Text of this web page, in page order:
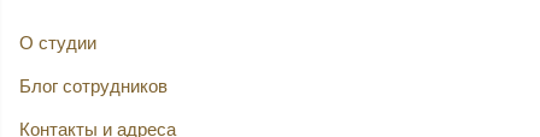
О студии
Блог сотрудников
Контакты и адреса